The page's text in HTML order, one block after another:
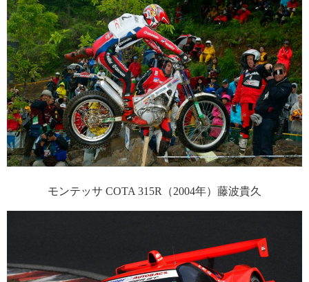
モンテッサ COTA 315R（2004年）藤波貴久